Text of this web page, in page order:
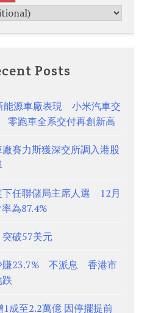
Posts
能源車廠表現 小米汽車交
跑車全系交付再創新高
賽力斯獲深交所調入港股
下任聯儲局主席人選 12月
為87.4%
破57美元
賺23.7% 不派息 香港市
1成至2.2萬億 因停擺提前